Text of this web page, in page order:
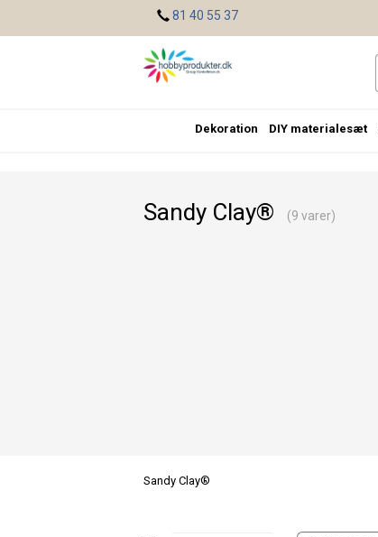
Sandy Clay® (9 varer)
Sandy Clay®
81 40 55 37
Dekoration DIY materialesæt